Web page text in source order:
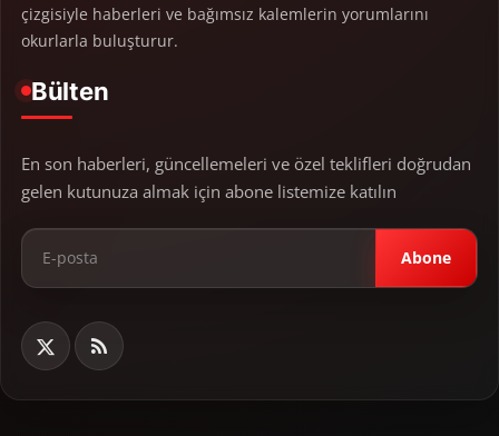
çizgisiyle haberleri ve bağımsız kalemlerin yorumlarını
okurlarla buluşturur.
Bülten
En son haberleri, güncellemeleri ve özel teklifleri doğrudan
gelen kutunuza almak için abone listemize katılın
Abone